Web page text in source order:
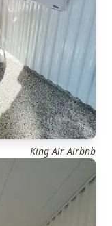
King Air Airbnb